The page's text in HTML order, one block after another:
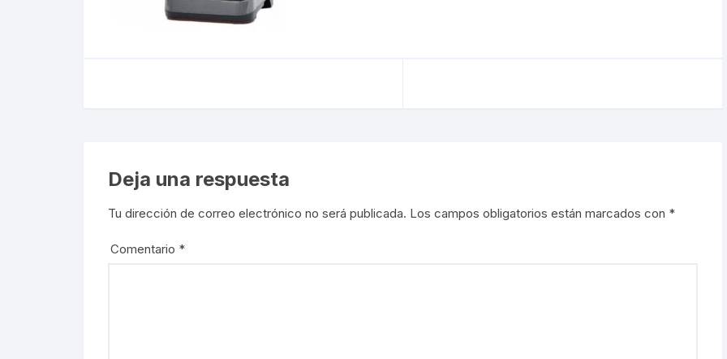
Deja una respuesta
Tu dirección de correo electrónico no será publicada. Los campos obligatorios están marcados con *
Comentario *